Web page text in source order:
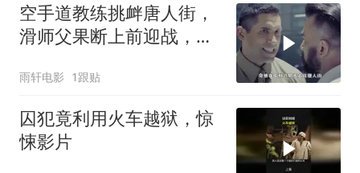
空手道教练挑衅唐人街，
滑师父果断上前迎战，一
雨轩电影 1跟贴
囚犯竟利用火车越狱，惊
悚影片